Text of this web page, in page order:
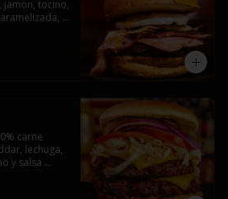
jamon, tocino,
carne
lechuga,
y salsa